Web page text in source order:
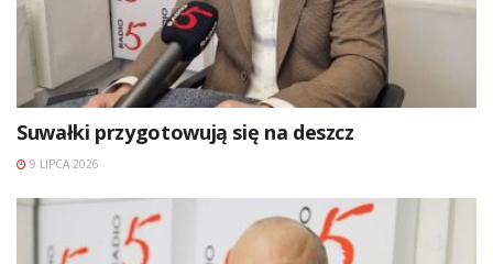
Suwałki przygotowują się na deszcz
9 LIPCA 2026